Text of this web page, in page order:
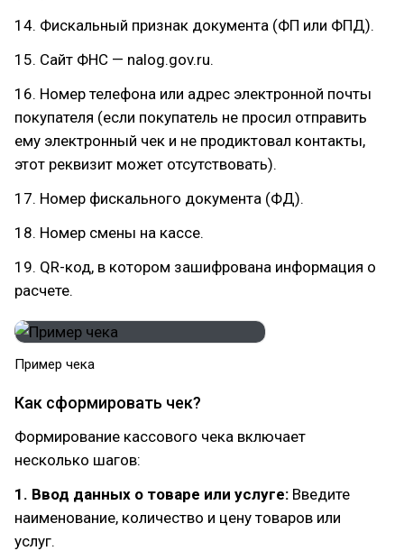
14. Фискальный признак документа (ФП или ФПД).
15. Сайт ФНС — nalog.gov.ru.
16. Номер телефона или адрес электронной почты
покупателя (если покупатель не просил отправить
ему электронный чек и не продиктовал контакты,
этот реквизит может отсутствовать).
17. Номер фискального документа (ФД).
18. Номер смены на кассе.
19. QR-код, в котором зашифрована информация о
расчете.
Пример чека
Как сформировать чек?
Формирование кассового чека включает
несколько шагов:
1. Ввод данных о товаре или услуге: Введите
наименование, количество и цену товаров или
услуг.